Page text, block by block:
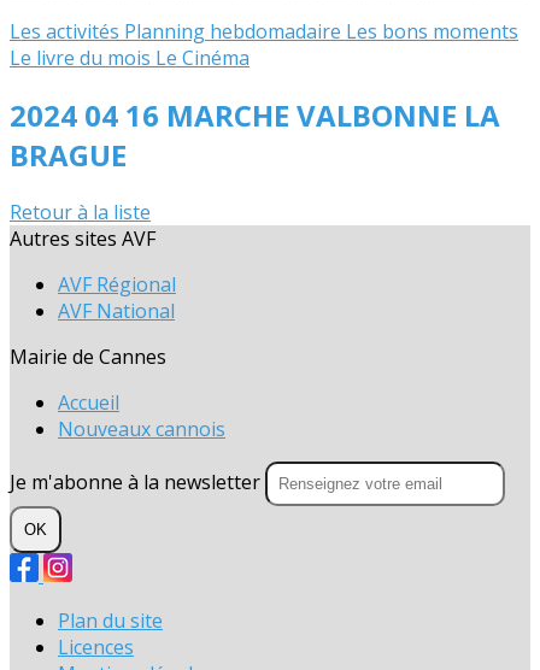
Les activités Planning hebdomadaire Les bons moments
Le livre du mois Le Cinéma
2024 04 16 MARCHE VALBONNE LA
BRAGUE
Retour à la liste
Autres sites AVF
AVF Régional
AVF National
Mairie de Cannes
Accueil
Nouveaux cannois
Je m'abonne à la newsletter
OK
Plan du site
Licences